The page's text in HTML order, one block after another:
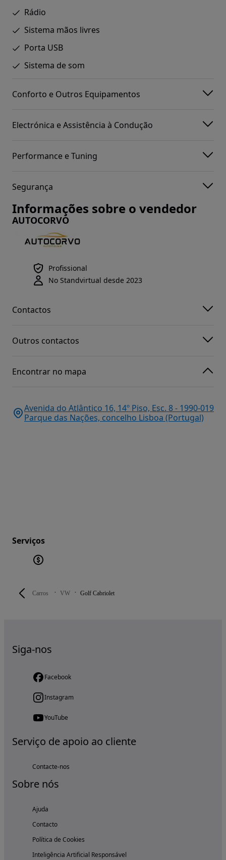
Carros VW Golf Cabriolet
Rádio
Sistema mãos livres
Porta USB
Sistema de som
Conforto e Outros Equipamentos
Electrónica e Assistência à Condução
Performance e Tuning
Segurança
Informações sobre o vendedor
AUTOCORVO
Profissional
No Standvirtual desde 2023
Contactos
Outros contactos
Encontrar no mapa
Avenida do Atlântico 16, 14º Piso, Esc. 8 - 1990-019
Parque das Nações, concelho Lisboa (Portugal)
Serviços
Siga-nos
Facebook
Instagram
YouTube
Serviço de apoio ao cliente
Contacte-nos
Sobre nós
Ajuda
Contacto
Política de Cookies
Inteligência Artificial Responsável